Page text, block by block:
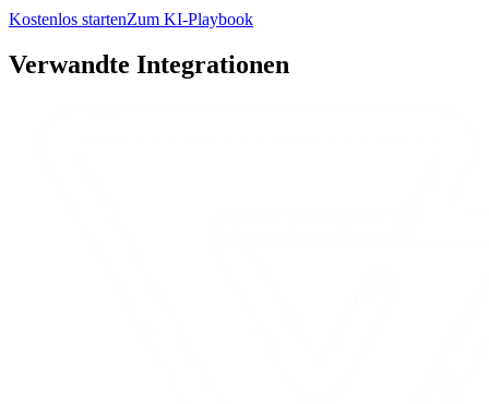
Kostenlos startenZum KI-Playbook
Verwandte Integrationen